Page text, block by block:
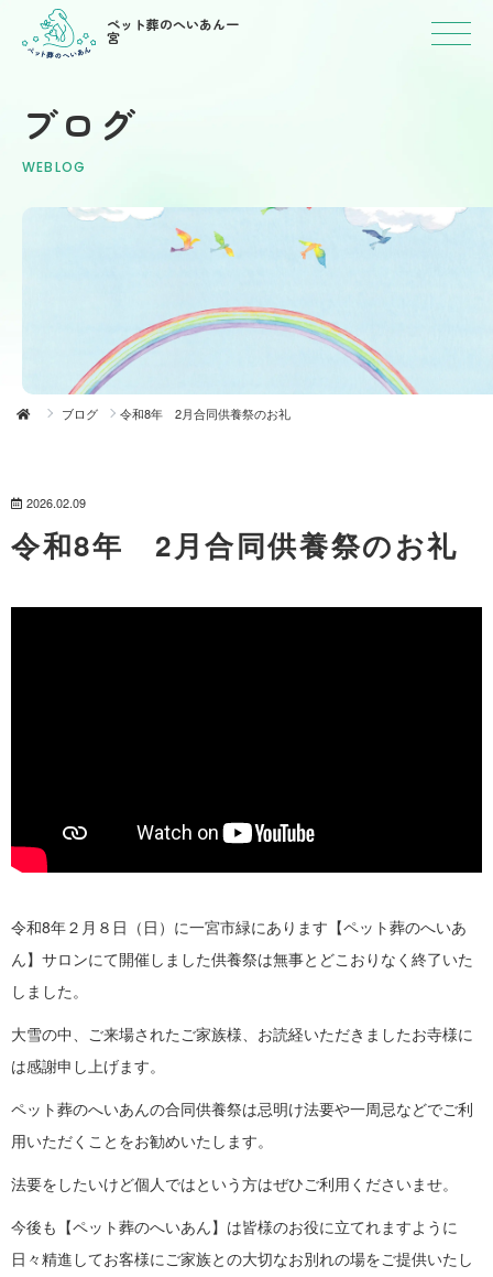
ペット葬のへいあん一
宮
ブログ
WEBLOG
ブログ 令和8年 2月合同供養祭のお礼
2026.02.09
令和8年 2月合同供養祭のお礼
令和8年２月８日（日）に一宮市緑にあります【ペット葬のへいあ
ん】サロンにて開催しました供養祭は無事とどこおりなく終了いた
しました。
大雪の中、ご来場されたご家族様、お読経いただきましたお寺様に
は感謝申し上げます。
ペット葬のへいあんの合同供養祭は忌明け法要や一周忌などでご利
用いただくことをお勧めいたします。
法要をしたいけど個人ではという方はぜひご利用くださいませ。
今後も【ペット葬のへいあん】は皆様のお役に立てれますように
日々精進してお客様にご家族との大切なお別れの場をご提供いたし